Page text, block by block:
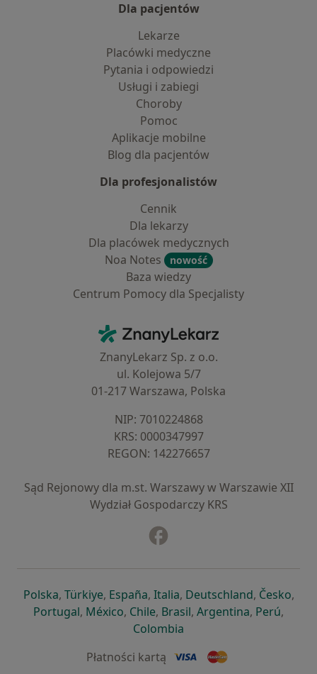
Dla pacjentów
Lekarze
Placówki medyczne
Pytania i odpowiedzi
Usługi i zabiegi
Choroby
Pomoc
Aplikacje mobilne
Blog dla pacjentów
Dla profesjonalistów
Cennik
Dla lekarzy
Dla placówek medycznych
Noa Notes
nowość
Baza wiedzy
Centrum Pomocy dla Specjalisty
ZnanyLekarz - Strona główna
ZnanyLekarz Sp. z o.o.
ul. Kolejowa 5/7
01-217 Warszawa, Polska
NIP: ⁠7010224868
KRS: ⁠0000347997
REGON: ⁠142276657
Sąd Rejonowy dla m.st. Warszawy w Warszawie XII
Wydział Gospodarczy KRS
Polskaotwiera się w nowej karcie
, Türkiyeotwiera się w nowej karcie
, Españaotwiera się w nowej karcie
, Italiaotwiera się w nowej
, Deutschlandotwiera się
, Česko,
Portugalotwiera się w nowej karcie
, Méxicootwiera się w nowej karcie
, Chileotwiera się w nowej karcie
, Brasilotwiera się w nowej
, Argentinaotwiera się
, Perú,
Colombia
Płatności kartą